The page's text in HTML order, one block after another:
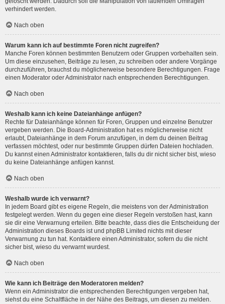
verhindert werden.
Nach oben
Warum kann ich auf bestimmte Foren nicht zugreifen?
Manche Foren können bestimmten Benutzern oder Gruppen vorbehalten sein.
Um diese einzusehen, Beiträge zu lesen, zu schreiben oder andere Vorgänge
durchzuführen, brauchst du möglicherweise besondere Berechtigungen. Frage
einen Moderator oder Administrator nach entsprechenden Berechtigungen.
Nach oben
Weshalb kann ich keine Dateianhänge anfügen?
Rechte für Dateianhänge können für Foren, Gruppen und einzelne Benutzer
vergeben werden. Die Board-Administration hat es möglicherweise nicht
erlaubt, Dateianhänge in dem Forum anzufügen, in dem du deinen Beitrag
verfassen möchtest, oder nur bestimmte Gruppen dürfen Dateien hochladen.
Du kannst einen Administrator kontaktieren, falls du dir nicht sicher bist, wieso
du keine Dateianhänge anfügen kannst.
Nach oben
Weshalb wurde ich verwarnt?
In jedem Board gibt es eigene Regeln, die meistens von der Administration
festgelegt werden. Wenn du gegen eine dieser Regeln verstoßen hast, kann
sie dir eine Verwarnung erteilen. Bitte beachte, dass dies die Entscheidung der
Administration dieses Boards ist und phpBB Limited nichts mit dieser
Verwarnung zu tun hat. Kontaktiere einen Administrator, sofern du die nicht
sicher bist, wieso du verwarnt wurdest.
Nach oben
Wie kann ich Beiträge den Moderatoren melden?
Wenn ein Administrator die entsprechenden Berechtigungen vergeben hat,
siehst du eine Schaltfläche in der Nähe des Beitrags, um diesen zu melden.